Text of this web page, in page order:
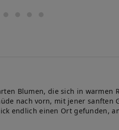
Blumen, die sich in
nach vorn, mit jener
endlich einen Ort gefunden,